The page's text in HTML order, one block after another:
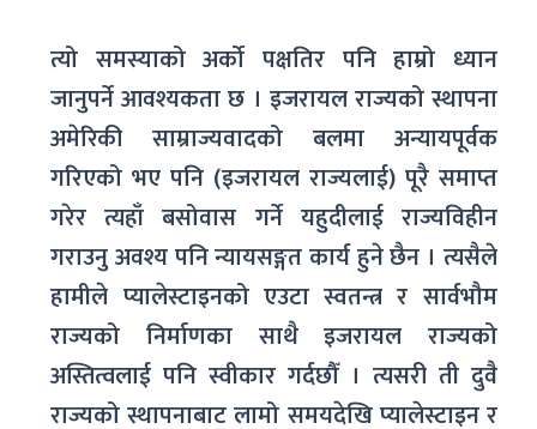
त्यो समस्याको अर्को पक्षतिर पनि हाम्रो ध्यान
जानुपर्ने आवश्यकता छ । इजरायल राज्यको स्थापना
अमेरिकी साम्राज्यवादको बलमा अन्यायपूर्वक
गरिएको भए पनि (इजरायल राज्यलाई) पूरै समाप्त
गरेर त्यहाँ बसोवास गर्ने यहुदीलाई राज्यविहीन
गराउनु अवश्य पनि न्यायसङ्गत कार्य हुने छैन । त्यसैले
हामीले प्यालेस्टाइनको एउटा स्वतन्त्र र सार्वभौम
राज्यको निर्माणका साथै इजरायल राज्यको
अस्तित्वलाई पनि स्वीकार गर्दछौँ । त्यसरी ती दुवै
राज्यको स्थापनाबाट लामो समयदेखि प्यालेस्टाइन र